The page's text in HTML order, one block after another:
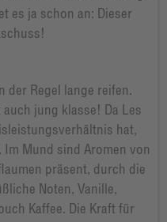
es ja schon an: Dieser
der Regel lange reifen.
jung klasse! Da Les
hat,
Mund sind Aromen von
präsent, durch die
Noten, Vanille,
Kaffee. Die Kraft für